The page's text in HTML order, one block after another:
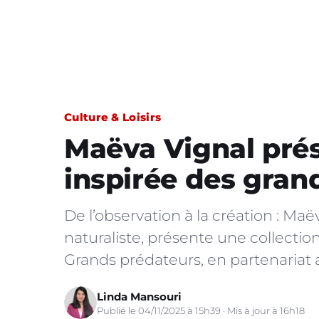
Culture & Loisirs
Maëva Vignal
inspirée des
De l’observation à la création :
naturaliste, présente une
Grands prédateurs, en partenariat
Linda Mansouri
Publié le 04/11/2025 à 15h39 · Mis à jour à 16h18